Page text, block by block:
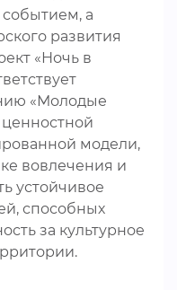
а
развития
«Ночь в
«Молодые
модели,
вовлечения и
устойчивое
способных
за культурное